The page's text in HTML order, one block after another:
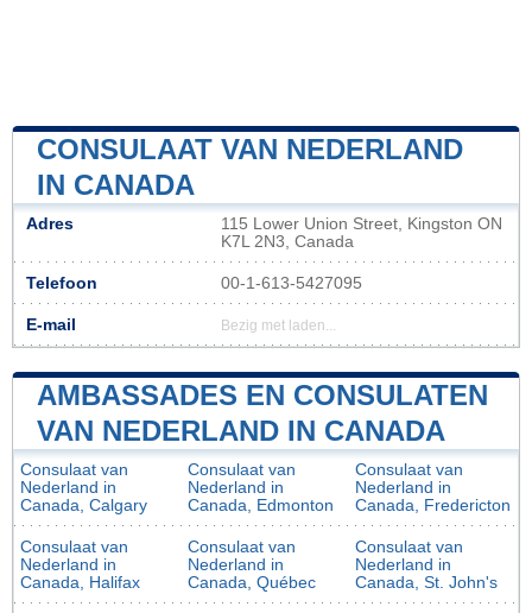
CONSULAAT VAN NEDERLAND
IN CANADA
Adres
115 Lower Union Street, Kingston ON
K7L 2N3, Canada
Telefoon 00-1-613-5427095
E-mail Bezig met laden...
AMBASSADES EN CONSULATEN
VAN NEDERLAND IN CANADA
Consulaat van
Nederland in
Canada, Calgary
Consulaat van
Nederland in
Canada, Edmonton
Consulaat van
Nederland in
Canada, Fredericton
Consulaat van
Nederland in
Canada, Halifax
Consulaat van
Nederland in
Canada, Québec
Consulaat van
Nederland in
Canada, St. John's